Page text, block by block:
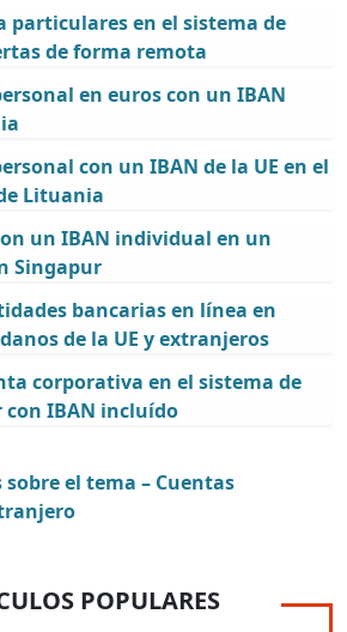
particulares en el sistema de
de forma remota
en euros con un IBAN
con un IBAN de la UE en el
Lituania
un IBAN individual en un
Singapur
bancarias en línea en
de la UE y extranjeros
corporativa en el sistema de
con IBAN incluído
el tema – Cuentas
POPULARES